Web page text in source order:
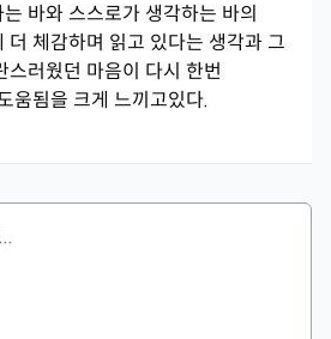
바와 스스로가 생각하는 바의
더 체감하며 읽고 있다는 생각과 그
스러웠던 마음이 다시 한번
움됨을 크게 느끼고있다.